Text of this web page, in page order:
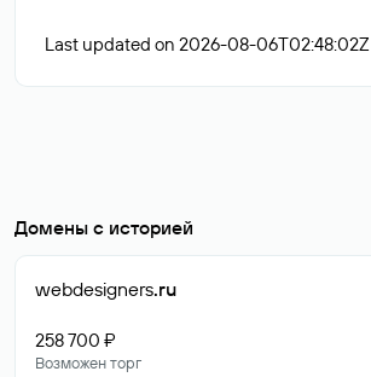
Last updated on 2026-08-06T02:48:02Z
Домены с историей
webdesigners.ru
258 700 ₽
Возможен торг